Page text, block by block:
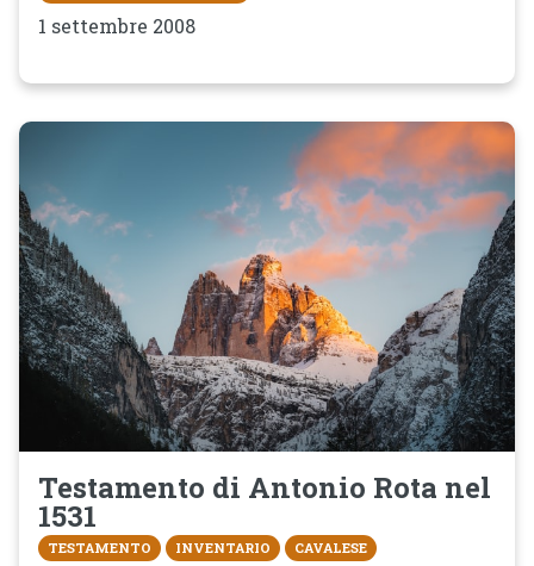
1 settembre 2008
Testamento di Antonio Rota nel
1531
TESTAMENTO INVENTARIO CAVALESE